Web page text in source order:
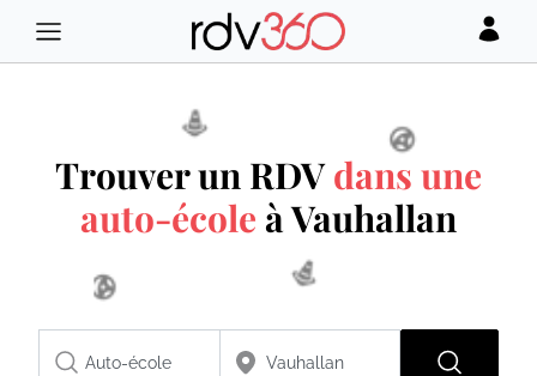
Trouver un RDVdans une
auto-école à Vauhallan